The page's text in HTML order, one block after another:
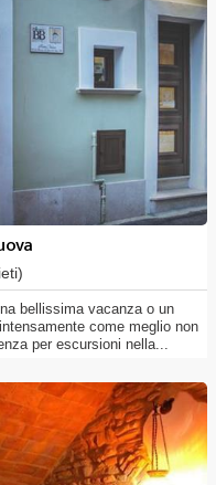
bellissima vacanza o un
come meglio non
per escursioni nella...